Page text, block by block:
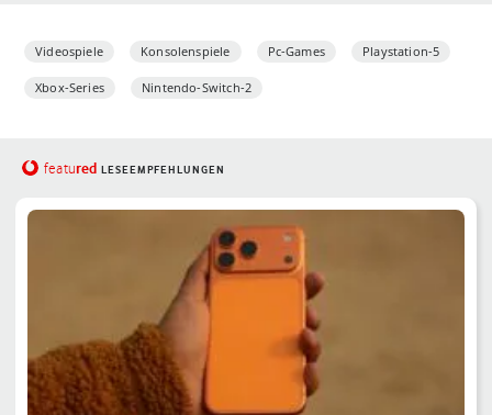
Videospiele Konsolenspiele Pc-Games Playstation-5
Xbox-Series Nintendo-Switch-2
featured LESEEMPFEHLUNGEN